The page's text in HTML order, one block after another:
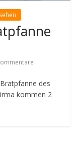
des
kommen 2